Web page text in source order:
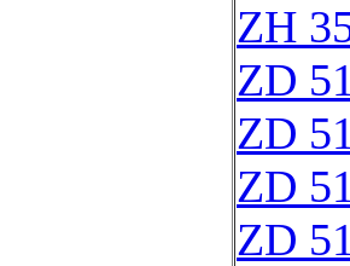
ZH
ZD
ZD
ZD
ZD